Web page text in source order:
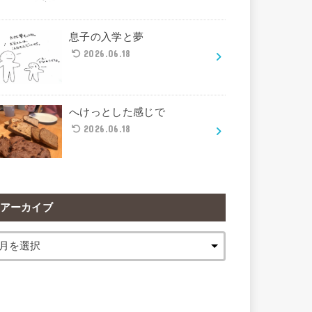
息子の入学と夢
2026.06.18
へけっとした感じで
2026.06.18
アーカイブ